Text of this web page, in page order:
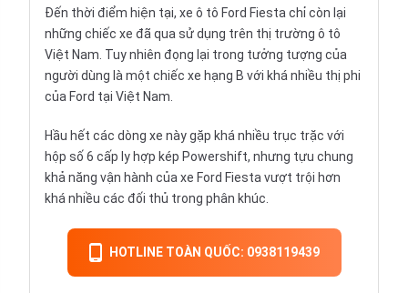
Đến thời điểm hiện tại, xe ô tô Ford Fiesta chỉ còn lại
những chiếc xe đã qua sử dụng trên thị trường ô tô
Việt Nam. Tuy nhiên đọng lại trong tưởng tượng của
người dùng là một chiếc xe hạng B với khá nhiều thị phi
của Ford tại Việt Nam.
Hầu hết các dòng xe này gặp khá nhiều trục trặc với
hộp số 6 cấp ly hợp kép Powershift, nhưng tựu chung
khả năng vận hành của xe Ford Fiesta vượt trội hơn
khá nhiều các đối thủ trong phân khúc.
HOTLINE TOÀN QUỐC: 0938119439